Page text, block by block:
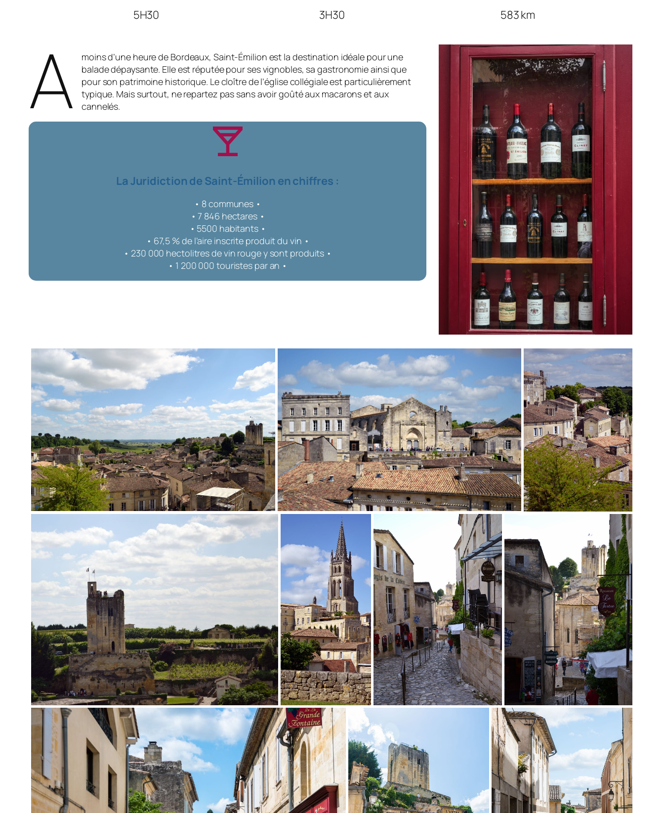
5H30 3H30 583 km
A
moins d’une heure de Bordeaux, Saint-Émilion est la destination idéale pour une
balade dépaysante. Elle est réputée pour ses vignobles, sa gastronomie ainsi que
pour son patrimoine historique. Le cloître de l’église collégiale est particulièrement
typique. Mais surtout, ne repartez pas sans avoir goûté aux macarons et aux
cannelés.
local_bar
La Juridiction de Saint-Émilion en chiffres :
• 8 communes •
• 7 846 hectares •
• 5500 habitants •
• 67,5 % de l’aire inscrite produit du vin •
• 230 000 hectolitres de vin rouge y sont produits •
• 1 200 000 touristes par an •